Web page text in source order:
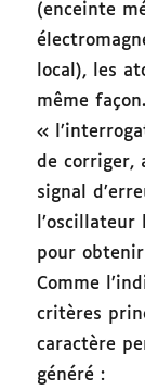
(enceinte
local), les
même
«
de corriger,
signal
pour
Comme
critères
caractère
généré :